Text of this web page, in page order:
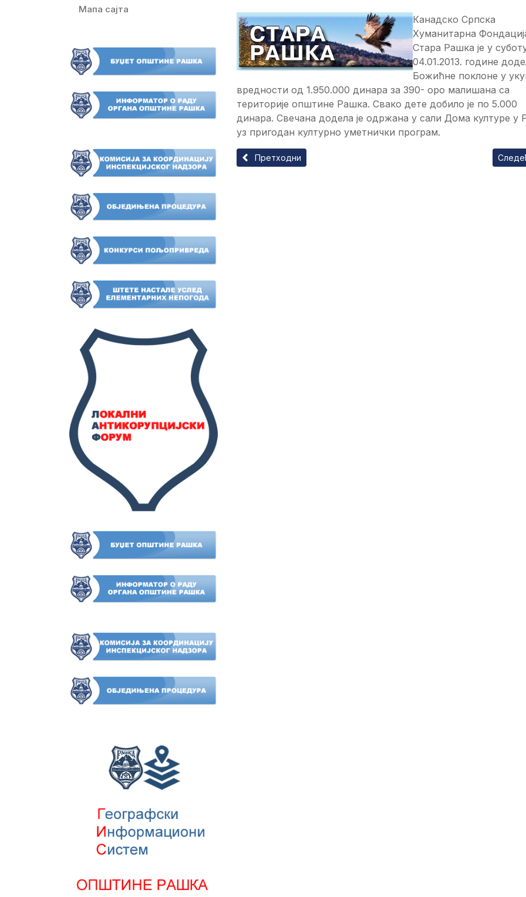
Канадско Српска
Хуманитарна
Стара Рашка је у
04.01.2013. године
Божићне поклоне у
вредности од 1.950.000 динара за 390- оро малишана са
територије општине Рашка. Свако дете добило је по 5.000
динара. Свечана додела је одржана у сали Дома културе у
уз пригодан културно уметнички програм.
Претходни чланак: Изградња система за наводњавање
Претходни
Мапа сајта